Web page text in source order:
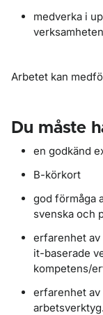
medverka i
Arbetet kan
Du måste
en godkänd
B-körkort
god förmåga
svenska och
erfarenhet av
it-baserade
kompetens/
erfarenhet av
arbetsverktyg.